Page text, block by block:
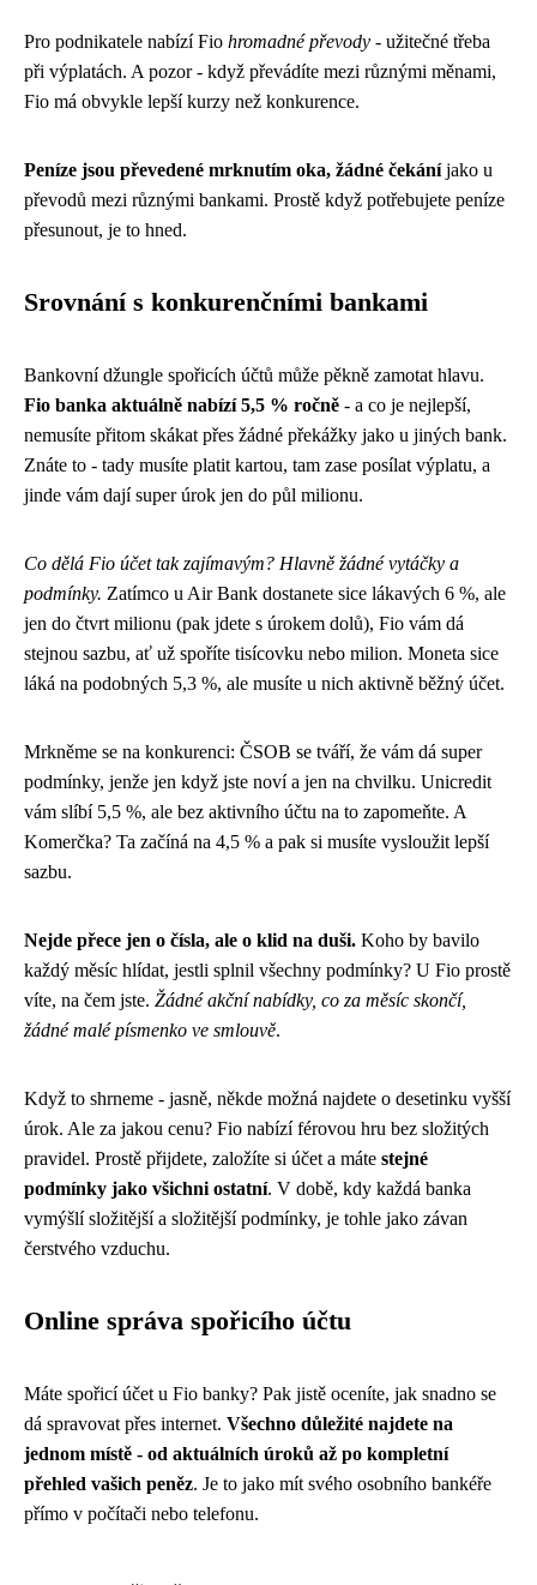
Pro podnikatele nabízí Fio hromadné převody - užitečné třeba
při výplatách. A pozor - když převádíte mezi různými měnami,
Fio má obvykle lepší kurzy než konkurence.
Peníze jsou převedené mrknutím oka, žádné čekáníjako u
převodů mezi různými bankami. Prostě když potřebujete peníze
přesunout, je to hned.
Srovnání s konkurenčními bankami
Bankovní džungle spořicích účtů může pěkně zamotat hlavu.
Fio banka aktuálně nabízí 5,5 % ročně - a co je nejlepší,
nemusíte přitom skákat přes žádné překážky jako u jiných bank.
Znáte to - tady musíte platit kartou, tam zase posílat výplatu, a
jinde vám dají super úrok jen do půl milionu.
Co dělá Fio účet tak zajímavým? Hlavně žádné vytáčky a
podmínky. Zatímco u Air Bank dostanete sice lákavých 6 %, ale
jen do čtvrt milionu (pak jdete s úrokem dolů), Fio vám dá
stejnou sazbu, ať už spoříte tisícovku nebo milion. Moneta sice
láká na podobných 5,3 %, ale musíte u nich aktivně běžný účet.
Mrkněme se na konkurenci: ČSOB se tváří, že vám dá super
podmínky, jenže jen když jste noví a jen na chvilku. Unicredit
vám slíbí 5,5 %, ale bez aktivního účtu na to zapomeňte. A
Komerčka? Ta začíná na 4,5 % a pak si musíte vysloužit lepší
sazbu.
Nejde přece jen o čísla, ale o klid na duši. Koho by bavilo
každý měsíc hlídat, jestli splnil všechny podmínky? U Fio prostě
víte, na čem jste. Žádné akční nabídky, co za měsíc skončí,
žádné malé písmenko ve smlouvě.
Když to shrneme - jasně, někde možná najdete o desetinku vyšší
úrok. Ale za jakou cenu? Fio nabízí férovou hru bez složitých
pravidel. Prostě přijdete, založíte si účet a máte stejné
podmínky jako všichni ostatní. V době, kdy každá banka
vymýšlí složitější a složitější podmínky, je tohle jako závan
čerstvého vzduchu.
Online správa spořicího účtu
Máte spořicí účet u Fio banky? Pak jistě oceníte, jak snadno se
dá spravovat přes internet. Všechno důležité najdete na
jednom místě - od aktuálních úroků až po kompletní
přehled vašich peněz. Je to jako mít svého osobního bankéře
přímo v počítači nebo telefonu.